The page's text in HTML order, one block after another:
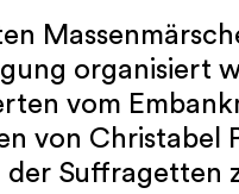
organisiert
vom
von Christabel
Suffragetten